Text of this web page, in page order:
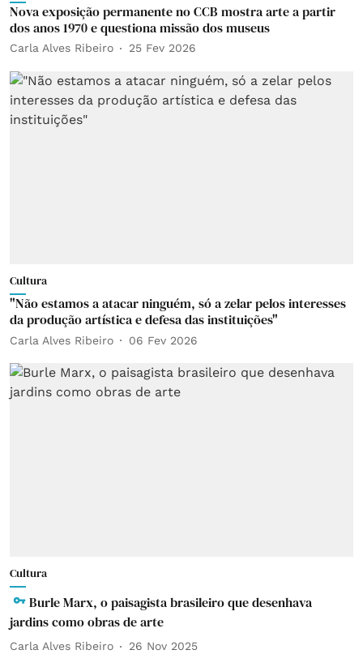
Nova exposição permanente no CCB mostra arte a partir
dos anos 1970 e questiona missão dos museus
Carla Alves Ribeiro 25 Fev 2026
Cultura
"Não estamos a atacar ninguém, só a zelar pelos interesses
da produção artística e defesa das instituições"
Carla Alves Ribeiro 06 Fev 2026
Cultura
Burle Marx, o paisagista brasileiro que desenhava
jardins como obras de arte
Carla Alves Ribeiro 26 Nov 2025